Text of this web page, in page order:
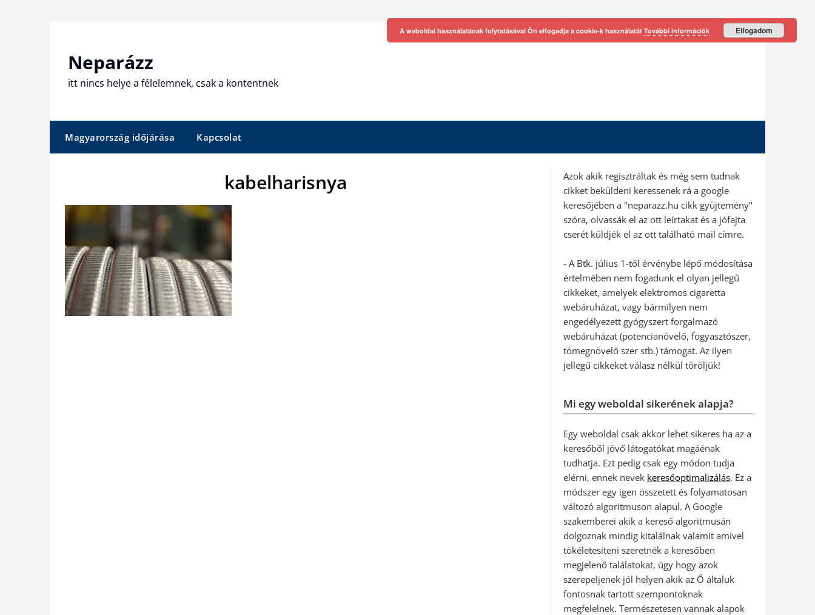
Neparázz
itt nincs helye a félelemnek, csak a kontentnek
Magyarország időjárása Kapcsolat
kabelharisnya
Azok akik regisztráltak és még sem tudnak
cikket beküldeni keressenek rá a google
keresőjében a "neparazz.hu cikk gyüjtemény"
szóra, olvassák el az ott leírtakat és a jófajta
cserét küldjék el az ott található mail címre.
- A Btk. július 1-től érvénybe lépő módosítása
értelmében nem fogadunk el olyan jellegű
cikkeket, amelyek elektromos cigaretta
webáruházat, vagy bármilyen nem
engedélyezett gyógyszert forgalmazó
webáruházat (potencianövelő, fogyasztószer,
tömegnövelő szer stb.) támogat. Az ilyen
jellegű cikkeket válasz nélkül töröljük!
Mi egy weboldal sikerének alapja?
Egy weboldal csak akkor lehet sikeres ha az a
keresőből jövő látogatókat magáénak
tudhatja. Ezt pedig csak egy módon tudja
elérni, ennek nevek keresőoptimalizálás. Ez a
módszer egy igen összetett és folyamatosan
változó algoritmuson alapul. A Google
szakemberei akik a kereső algoritmusán
dolgoznak mindig kitalálnak valamit amivel
tökéletesíteni szeretnék a keresőben
megjelenő találatokat, úgy hogy azok
szerepeljenek jól helyen akik az Ő általuk
fontosnak tartott szempontoknak
megfelelnek. Természetesen vannak alapok
A weboldal használatának folytatásával Ön elfogadja a cookie-k használatát További információk Elfogadom